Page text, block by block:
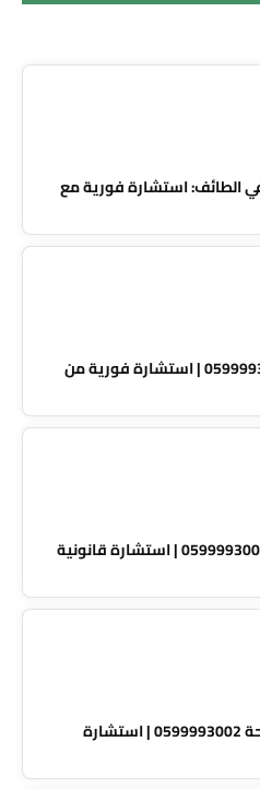
الطائف: استشارة فورية مع
محامي مخدرات في الخبر 0599993002 | استشارة فورية من
محامي مخدرات في الظهران 0599993002 | استشارة قانونية
أفضل محامي مخدرات في الباحة 0599993002 | استشارة